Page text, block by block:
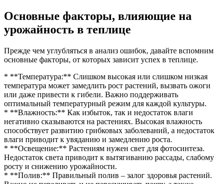
Основные факторы, влияющие на
урожайность в теплице
Прежде чем углубляться в анализ ошибок, давайте вспомним
основные факторы, от которых зависит успех в теплице.
* **Температура:** Слишком высокая или слишком низкая
температура может замедлить рост растений, вызвать ожоги
или даже привести к гибели. Важно поддерживать
оптимальный температурный режим для каждой культуры.
* **Влажность:** Как избыток, так и недостаток влаги
негативно сказываются на растениях. Высокая влажность
способствует развитию грибковых заболеваний, а недостаток
влаги приводит к увяданию и замедлению роста.
* **Освещение:** Растениям нужен свет для фотосинтеза.
Недостаток света приводит к вытягиванию рассады, слабому
росту и снижению урожайности.
* **Полив:** Правильный полив – залог здоровья растений.